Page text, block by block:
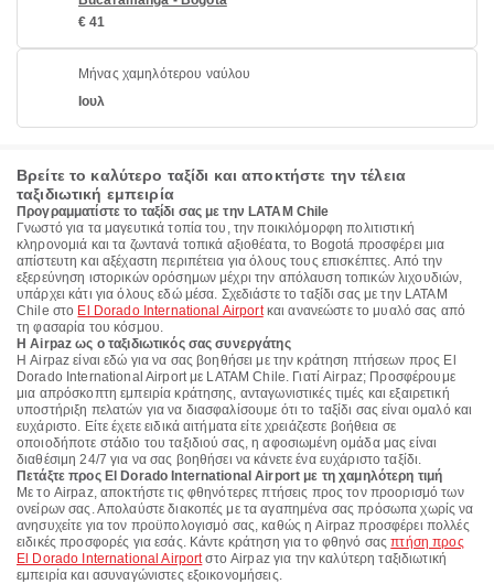
€ 41
Μήνας χαμηλότερου ναύλου
Ιουλ
Βρείτε το καλύτερο ταξίδι και αποκτήστε την τέλεια
ταξιδιωτική εμπειρία
Προγραμματίστε το ταξίδι σας με την LATAM Chile
Γνωστό για τα μαγευτικά τοπία του, την ποικιλόμορφη πολιτιστική
κληρονομιά και τα ζωντανά τοπικά αξιοθέατα, το Bogotá προσφέρει μια
απίστευτη και αξέχαστη περιπέτεια για όλους τους επισκέπτες. Από την
εξερεύνηση ιστορικών ορόσημων μέχρι την απόλαυση τοπικών λιχουδιών,
υπάρχει κάτι για όλους εδώ μέσα. Σχεδιάστε το ταξίδι σας με την LATAM
Chile στο El Dorado International Airportκαι ανανεώστε το μυαλό σας από
τη φασαρία του κόσμου.
Η Airpaz ως ο ταξιδιωτικός σας συνεργάτης
Η Airpaz είναι εδώ για να σας βοηθήσει με την κράτηση πτήσεων προς El
Dorado International Airport με LATAM Chile. Γιατί Airpaz; Προσφέρουμε
μια απρόσκοπτη εμπειρία κράτησης, ανταγωνιστικές τιμές και εξαιρετική
υποστήριξη πελατών για να διασφαλίσουμε ότι το ταξίδι σας είναι ομαλό και
ευχάριστο. Είτε έχετε ειδικά αιτήματα είτε χρειάζεστε βοήθεια σε
οποιοδήποτε στάδιο του ταξιδιού σας, η αφοσιωμένη ομάδα μας είναι
διαθέσιμη 24/7 για να σας βοηθήσει να κάνετε ένα ευχάριστο ταξίδι.
Πετάξτε προς El Dorado International Airport με τη χαμηλότερη τιμή
Με το Airpaz, αποκτήστε τις φθηνότερες πτήσεις προς τον προορισμό των
ονείρων σας. Απολαύστε διακοπές με τα αγαπημένα σας πρόσωπα χωρίς να
ανησυχείτε για τον προϋπολογισμό σας, καθώς η Airpaz προσφέρει πολλές
ειδικές προσφορές για εσάς. Κάντε κράτηση για το φθηνό σαςπτήση προς
El Dorado International Airportστο Airpaz για την καλύτερη ταξιδιωτική
εμπειρία και ασυναγώνιστες εξοικονομήσεις.